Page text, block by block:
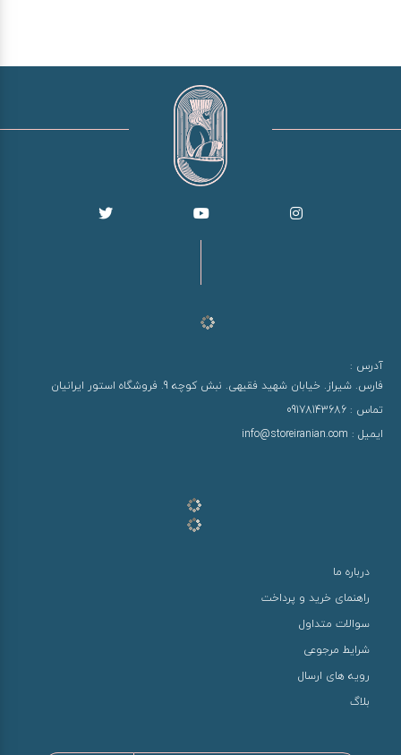
آدرس :
فارس. شیراز. خیابان شهید فقیهی. نبش کوچه 9. فروشگاه استور ایرانیان
تماس : 09178143686
ایمیل : info@storeiranian.com
درباره ما
راهنمای خرید و پرداخت
سوالات متداول
شرایط مرجوعی
رویه های ارسال
بلاگ